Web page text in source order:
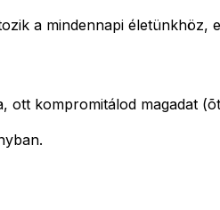
a mindennapi életünkhöz,
kompromitálod magadat